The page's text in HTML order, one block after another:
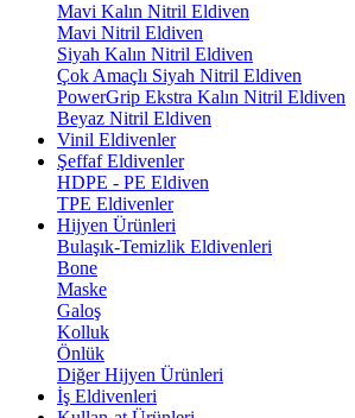
Mavi Kalın Nitril Eldiven
Mavi Nitril Eldiven
Siyah Kalın Nitril Eldiven
Çok Amaçlı Siyah Nitril Eldiven
PowerGrip Ekstra Kalın Nitril Eldiven
Beyaz Nitril Eldiven
Vinil Eldivenler
Şeffaf Eldivenler
HDPE - PE Eldiven
TPE Eldivenler
Hijyen Ürünleri
Bulaşık-Temizlik Eldivenleri
Bone
Maske
Galoş
Kolluk
Önlük
Diğer Hijyen Ürünleri
İş Eldivenleri